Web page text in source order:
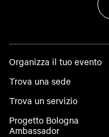
Organizza il tuo evento
Trova una sede
Trova un servizio
Progetto Bologna
Ambassador